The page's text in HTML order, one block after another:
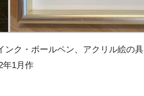
ク・ボールペン、アクリル絵の具
年1月作